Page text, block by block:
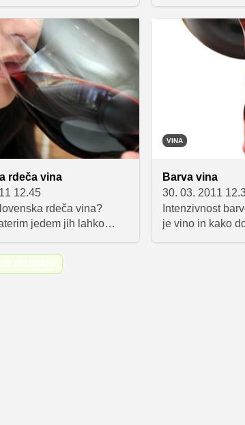
mlečni in beli
družini se je tako
ruby. Posebno ni samo
temveč tudi in predvsem
rožnata barva ter njen
grenak okus. In
so nekateri nad ruby
drugi dvomijo,
za naravno
V čem je
rdeča vina
12.45
rdeča vina?
jedem jih lahko
VINA
Barva vina
30. 03. 2011
Intenzivnost
je vino in kako
ROŽNATA.